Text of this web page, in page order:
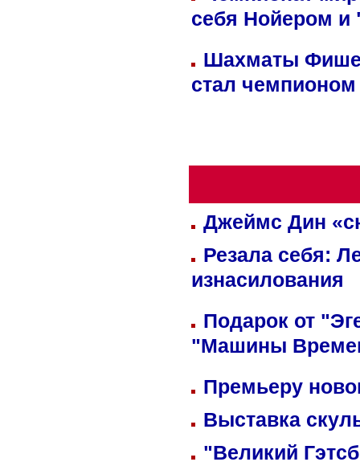
себя Нойером и
Шахматы
стал
Джеймс Дин
Резала себя:
изнасилования
Подарок от
"Машины
Премьеру
Выставка
"Великий